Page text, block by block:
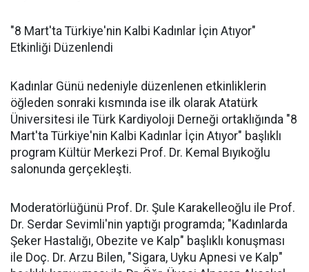
"8 Mart'ta Türkiye'nin Kalbi Kadınlar İçin Atıyor"
Etkinliği Düzenlendi
Kadınlar Günü nedeniyle düzenlenen etkinliklerin
öğleden sonraki kısmında ise ilk olarak Atatürk
Üniversitesi ile Türk Kardiyoloji Derneği ortaklığında "8
Mart'ta Türkiye'nin Kalbi Kadınlar İçin Atıyor" başlıklı
program Kültür Merkezi Prof. Dr. Kemal Bıyıkoğlu
salonunda gerçekleşti.
Moderatörlüğünü Prof. Dr. Şule Karakelleoğlu ile Prof.
Dr. Serdar Sevimli'nin yaptığı programda; "Kadınlarda
Şeker Hastalığı, Obezite ve Kalp" başlıklı konuşması
ile Doç. Dr. Arzu Bilen, "Sigara, Uyku Apnesi ve Kalp"